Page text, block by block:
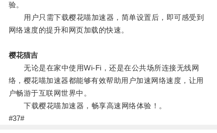
验。
用户只需下载樱花喵加速器，简单设置后，即可感受到
网络速度的提升和网页加载的快速。
樱花猫吉
无论是在家中使用Wi-Fi，还是在公共场所连接无线网
络，樱花喵加速器都能够有效帮助用户加速网络速度，让用
户畅游于互联网世界中。
下载樱花喵加速器，畅享高速网络体验！。
#37#